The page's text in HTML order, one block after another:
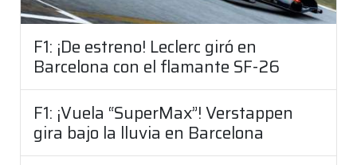
F1: ¡De estreno! Leclerc giró en
Barcelona con el flamante SF-26
F1: ¡Vuela “SuperMax”! Verstappen
gira bajo la lluvia en Barcelona